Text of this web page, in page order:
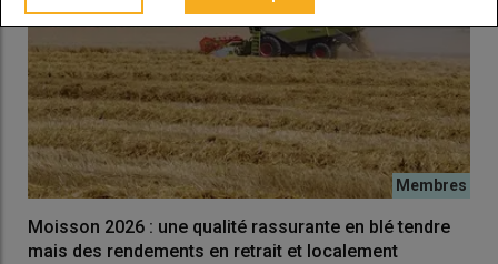
tallage est possible. Lorsque l’apport est justifié (sols
superficiels, précédent fortement consommateur d’azote,
hiver humide), Arvalis conseille de limiter la dose à environ
40 kg N/ha et de la positionner en fonction du stade de la
culture, idéalement autour du tallage avancé à début épi 1 cm.
Lire aussi |Cinq conseils pour bien réaliser ses
Moisson 2026 : une qualité rassurante en blé tendre
mais des rendements en retrait et localement